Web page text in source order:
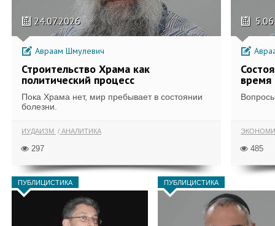
24.07.2026
Авраам Шмулевич
Строительство Храма как
политический процесс
Пока Храма нет, мир пребывает в состоянии
болезни.
ИУДАИЗМ АНАЛИТИКА
297
время
485
ПУБЛИЦИСТИКА ПУБЛИЦИСТИКА